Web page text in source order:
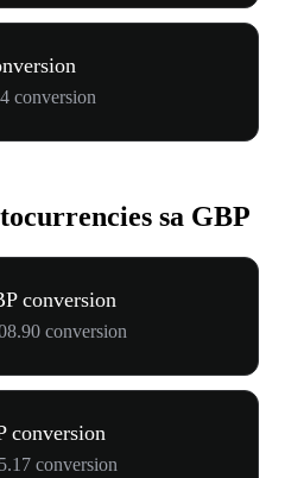
conversion
sa GBP
conversion
conversion
conversion
conversion